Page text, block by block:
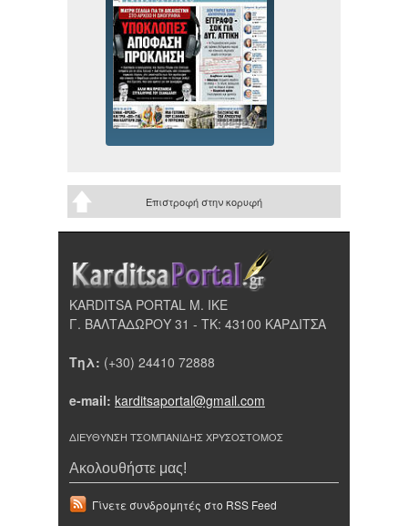
Επιστροφή στην κορυφή
KARDITSA PORTAL Μ. ΙΚΕ
Γ. ΒΑΛΤΑΔΩΡΟΥ 31 - ΤΚ: 43100 ΚΑΡΔΙΤΣΑ
Τηλ: (+30) 24410 72888
e-mail: karditsaportal@gmail.com
ΔΙΕΥΘΥΝΣΗ ΤΣΟΜΠΑΝΙΔΗΣ ΧΡΥΣΟΣΤΟΜΟΣ
Ακολουθήστε μας!
Γίνετε συνδρομητές στο RSS Feed